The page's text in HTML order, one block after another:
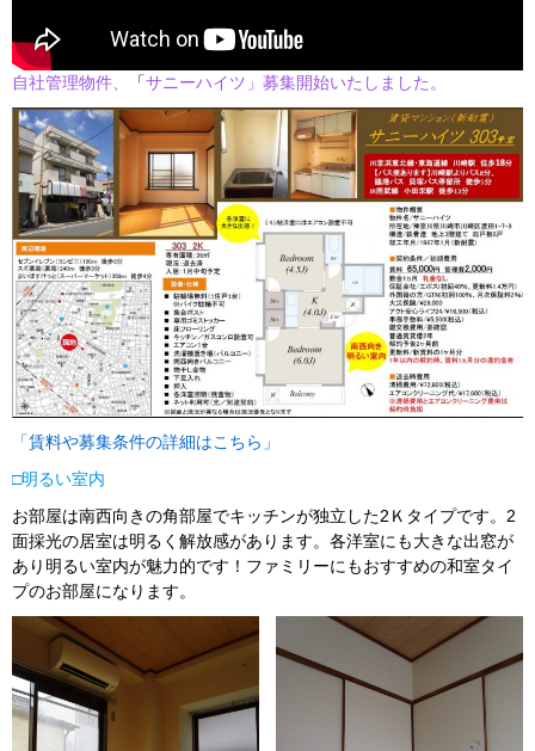
自社管理物件、 「サニーハイツ」募集開始いたしました。
「賃料や募集条件の詳細はこちら」
□明るい室内
お部屋は南西向きの角部屋でキッチンが独立した2Ｋタイプです。2
面採光の居室は明るく解放感があります。各洋室にも大きな出窓が
あり明るい室内が魅力的です！ファミリーにもおすすめの和室タイ
プのお部屋になります。